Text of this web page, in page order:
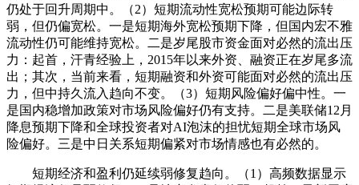
仍处于回升周期中。（2）短期流动性宽松预期可能边际转
弱，但仍偏宽松。一是短期海外宽松预期下降，但国内宏不雅
流动性仍可能维持宽松。二是岁尾股市资金面对必然的流出压
力：起首，汗青经验上，2015年以来外资、融资正在岁尾多流
出；其次，当前来看，短期融资和外资可能面对必然的流出压
力，但中持久流入趋向不变。（3）短期风险偏好偏中性。一
是国内稳增加政策对市场风险偏好仍有支持。二是美联储12月
降息预期下降和全球投资者对AI泡沫的担忧短期全球市场风
险偏好。三是中日关系短期偏紧对市场情感也有必然的。
短期经济和盈利仍延续弱修复趋向。（1）高频数据显示